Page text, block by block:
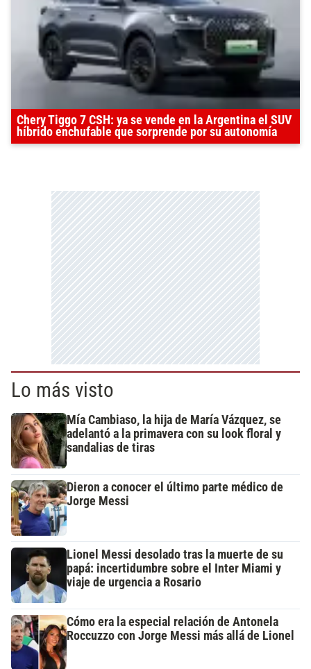
Chery Tiggo 7 CSH: ya se vende en la Argentina el SUV
híbrido enchufable que sorprende por su autonomía
Lo más visto
Mía Cambiaso, la hija de María Vázquez, se
adelantó a la primavera con su look floral y
sandalias de tiras
Dieron a conocer el último parte médico de
Jorge Messi
Lionel Messi desolado tras la muerte de su
papá: incertidumbre sobre el Inter Miami y
viaje de urgencia a Rosario
Cómo era la especial relación de Antonela
Roccuzzo con Jorge Messi más allá de Lionel